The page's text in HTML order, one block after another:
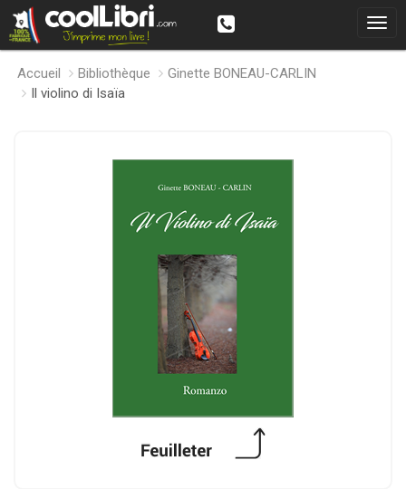
Accueil Bibliothèque
Ginette BONEAU-CARLIN
Il violino di Isaïa